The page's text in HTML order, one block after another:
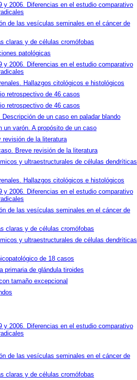
y 2006. Diferencias en el estudio comparativo
de las vesículas seminales en el cáncer de
claras y de células cromófobas
patológicas
y 2006. Diferencias en el estudio comparativo
Hallazgos citológicos e histológicos
retrospectivo de 46 casos
retrospectivo de 46 casos
de un caso en paladar blando
un varón. A propósito de un caso
revisión de la literatura
Breve revisión de la literatura
y ultraestructurales de células dendríticas
Hallazgos citológicos e histológicos
y 2006. Diferencias en el estudio comparativo
de las vesículas seminales en el cáncer de
claras y de células cromófobas
y ultraestructurales de células dendríticas
de 18 casos
primaria de glándula tiroides
tamaño excepcional
y 2006. Diferencias en el estudio comparativo
de las vesículas seminales en el cáncer de
claras y de células cromófobas